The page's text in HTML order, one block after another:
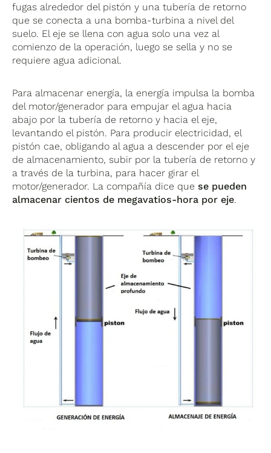
fugas alrededor del pistón y una tubería de retorno
que se conecta a una bomba-turbina a nivel del
suelo. El eje se llena con agua solo una vez al
comienzo de la operación, luego se sella y no se
requiere agua adicional.
Para almacenar energía, la energía impulsa la bomba
del motor/generador para empujar el agua hacia
abajo por la tubería de retorno y hacia el eje,
levantando el pistón. Para producir electricidad, el
pistón cae, obligando al agua a descender por el eje
de almacenamiento, subir por la tubería de retorno y
a través de la turbina, para hacer girar el
motor/generador. La compañía dice quese pueden
almacenar cientos de megavatios-hora por eje.